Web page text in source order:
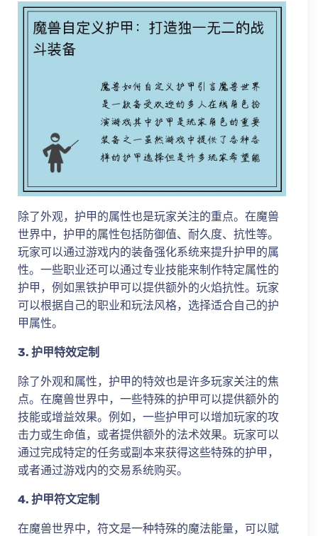
除了外观，护甲的属性也是玩家关注的重点。在魔兽
世界中，护甲的属性包括防御值、耐久度、抗性等。
玩家可以通过游戏内的装备强化系统来提升护甲的属
性。一些职业还可以通过专业技能来制作特定属性的
护甲，例如黑铁护甲可以提供额外的火焰抗性。玩家
可以根据自己的职业和玩法风格，选择适合自己的护
甲属性。
3. 护甲特效定制
除了外观和属性，护甲的特效也是许多玩家关注的焦
点。在魔兽世界中，一些特殊的护甲可以提供额外的
技能或增益效果。例如，一些护甲可以增加玩家的攻
击力或生命值，或者提供额外的法术效果。玩家可以
通过完成特定的任务或副本来获得这些特殊的护甲，
或者通过游戏内的交易系统购买。
4. 护甲符文定制
在魔兽世界中，符文是一种特殊的魔法能量，可以赋